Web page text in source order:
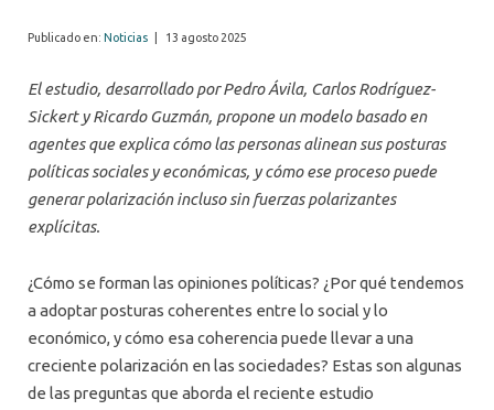
Publicado en: Noticias 13 agosto 2025
El estudio, desarrollado por Pedro Ávila, Carlos Rodríguez-
Sickert y Ricardo Guzmán, propone un modelo basado en
agentes que explica cómo las personas alinean sus posturas
políticas sociales y económicas, y cómo ese proceso puede
generar polarización incluso sin fuerzas polarizantes
explícitas.
¿Cómo se forman las opiniones políticas? ¿Por qué tendemos
a adoptar posturas coherentes entre lo social y lo
económico, y cómo esa coherencia puede llevar a una
creciente polarización en las sociedades? Estas son algunas
de las preguntas que aborda el reciente estudio